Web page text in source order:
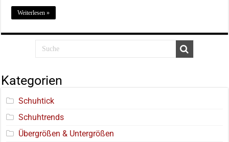
Weiterlesen »
Kategorien
Schuhtick
Schuhtrends
Übergrößen & Untergrößen